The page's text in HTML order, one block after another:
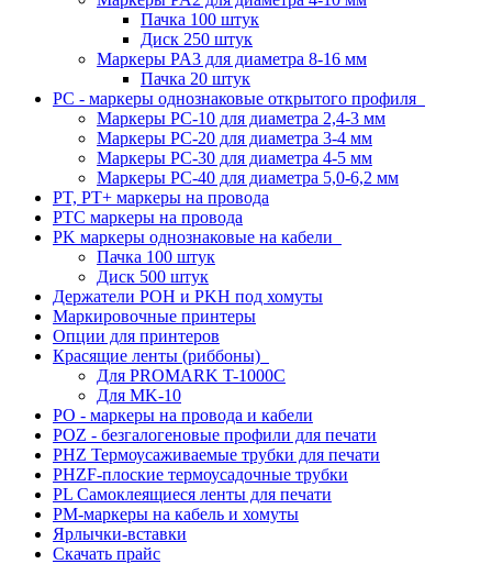
Пачка 100 штук
Диск 250 штук
Маркеры PA3 для диаметра 8-16 мм
Пачка 20 штук
PC - маркеры однознаковые открытого профиля
Маркеры PC-10 для диаметра 2,4-3 мм
Маркеры PC-20 для диаметра 3-4 мм
Маркеры PC-30 для диаметра 4-5 мм
Маркеры PC-40 для диаметра 5,0-6,2 мм
PT, PT+ маркеры на провода
PTC маркеры на провода
PK маркеры однознаковые на кабели
Пачка 100 штук
Диск 500 штук
Держатели POH и PKH под хомуты
Маркировочные принтеры
Опции для принтеров
Красящие ленты (риббоны)
Для PROMARK T-1000C
Для MK-10
PO - маркеры на провода и кабели
POZ - безгалогеновые профили для печати
PHZ Термоусаживаемые трубки для печати
PHZF-плоские термоусадочные трубки
PL Самоклеящиеся ленты для печати
PM-маркеры на кабель и хомуты
Ярлычки-вставки
Скачать прайс